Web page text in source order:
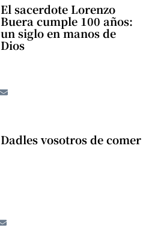
El sacerdote Lorenzo
Buera cumple 100 años:
un siglo en manos de
Dios
Dadles vosotros de comer